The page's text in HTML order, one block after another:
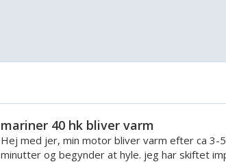
mariner 40 hk bliver varm
Hej med jer, min motor bliver varm efter ca 3-5
minutter og begynder at hyle. jeg har skiftet